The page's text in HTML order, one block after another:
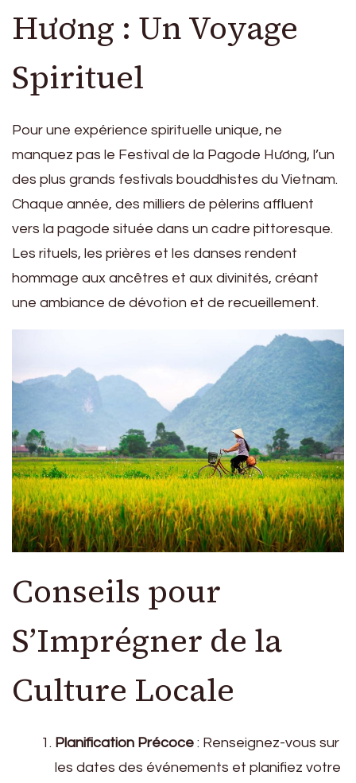
Hương : Un Voyage
Spirituel
Pour une expérience spirituelle unique, ne
manquez pas le Festival de la Pagode Hương, l’un
des plus grands festivals bouddhistes du Vietnam.
Chaque année, des milliers de pèlerins affluent
vers la pagode située dans un cadre pittoresque.
Les rituels, les prières et les danses rendent
hommage aux ancêtres et aux divinités, créant
une ambiance de dévotion et de recueillement.
Conseils pour
S’Imprégner de la
Culture Locale
Planification Précoce : Renseignez-vous sur
les dates des événements et planifiez votre